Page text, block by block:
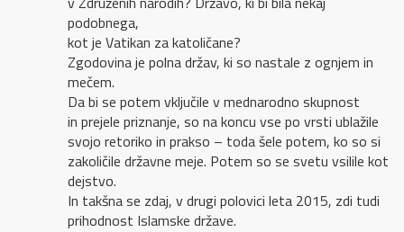
podobnega,
kot je Vatikan za katoličane?
Zgodovina je polna držav, ki so nastale z ognjem in
mečem.
Da bi se potem vključile v mednarodno skupnost
in prejele priznanje, so na koncu vse po vrsti ublažile
svojo retoriko in prakso – toda šele potem, ko so si
zakoličile državne meje. Potem so se svetu vsilile kot
dejstvo.
In takšna se zdaj, v drugi polovici leta 2015, zdi tudi
prihodnost Islamske države.